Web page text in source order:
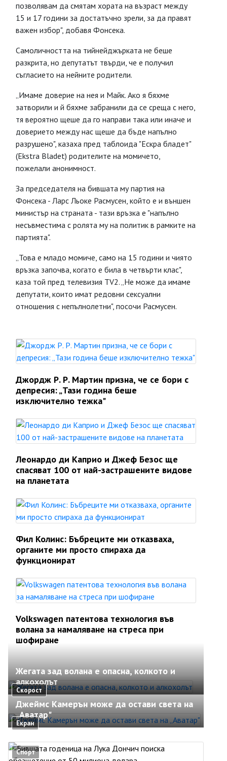
позволявам да смятам хората на възраст между
15 и 17 години за достатъчно зрели, за да правят
важен избор", добавя Фонсека.
Самоличността на тийнейджърката не беше
разкрита, но депутатът твърди, че е получил
съгласието на нейните родители.
„Имаме доверие на нея и Майк. Ако я бяхме
затворили и й бяхме забранили да се среща с него,
тя вероятно щеше да го направи така или иначе и
доверието между нас щеше да бъде напълно
разрушено", казаха пред таблоида "Ескра бладет"
(Ekstra Bladet) родителите на момичето,
пожелали анонимност.
За председателя на бившата му партия на
Фонсека - Ларс Льоке Расмусен, който е и външен
министър на страната - тази връзка е "напълно
несъвместима с ролята му на политик в рамките на
партията".
„Това е младо момиче, само на 15 години и чиято
връзка започва, когато е била в четвърти клас",
каза той пред телевизия TV2. „Не може да имаме
депутати, които имат редовни сексуални
отношения с непълнолетни", посочи Расмусен.
Джордж Р. Р. Мартин призна, че се бори с
депресия: „Тази година беше
изключително тежка"
Леонардо ди Каприо и Джеф Безос ще
спасяват 100 от най-застрашените видове
на планетата
Фил Колинс: Бъбреците ми отказваха,
органите ми просто спираха да
функционират
Volkswagen патентова технология във
волана за намаляване на стреса при
шофиране
Скорост
Жегата зад волана е опасна, колкото и
алкохолът
Екран
Джеймс Камерън може да остави света на
„Аватар"
Спорт